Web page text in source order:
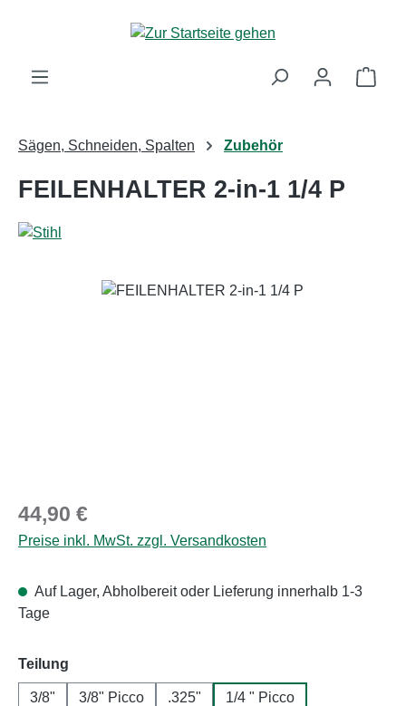
Zum Hauptinhalt springen
Sägen, Schneiden, Spalten Zubehör
FEILENHALTER 2-in-1 1/4 P
Bildergalerie überspringen
Regulärer Preis:
44,90 €
Preise inkl. MwSt. zzgl. Versandkosten
Auf Lager, Abholbereit oder Lieferung innerhalb 1-3
Tage
Teilung
3/8" 3/8" Picco .325" 1/4 " Picco